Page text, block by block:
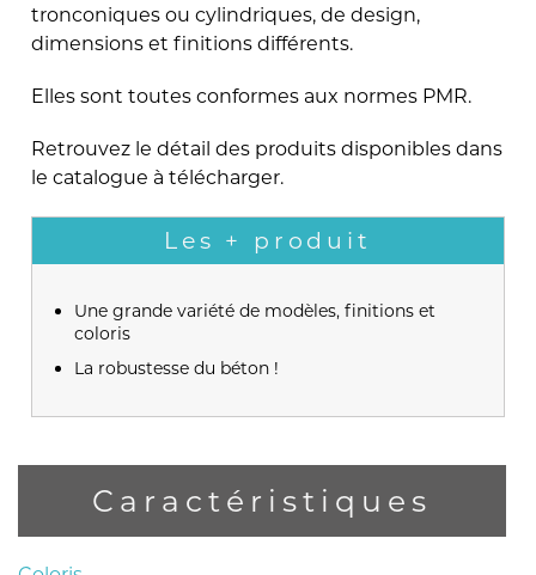
tronconiques ou cylindriques, de design,
dimensions et finitions différents.
Elles sont toutes conformes aux normes PMR.
Retrouvez le détail des produits disponibles dans
le catalogue à télécharger.
Les + produit
Une grande variété de modèles, finitions et
coloris
La robustesse du béton !
Caractéristiques